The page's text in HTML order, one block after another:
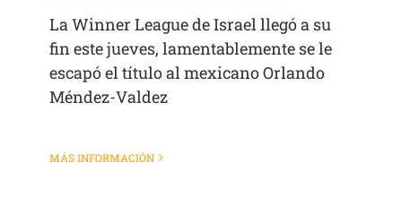
La Winner League de Israel llegó a su
fin este jueves, lamentablemente se le
escapó el título al mexicano Orlando
Méndez-Valdez
MÁS INFORMACIÓN